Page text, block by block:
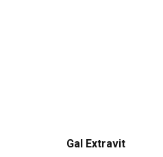
Gal Extravit